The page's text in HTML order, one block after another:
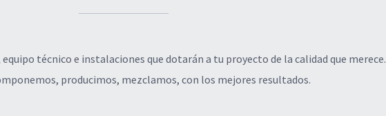
técnico e instalaciones que dotarán a tu proyecto de la calidad que merece.
producimos, mezclamos, con los mejores resultados.